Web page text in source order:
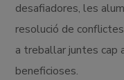
desafiadores, les
resolució de
a treballar juntes cap
beneficioses.